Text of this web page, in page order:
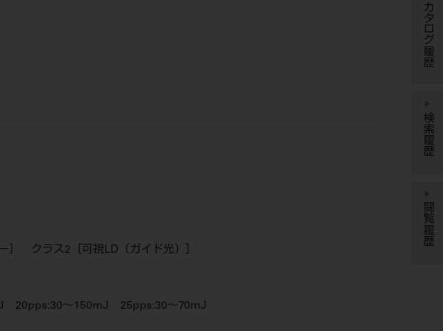
］ クラス2［可視LD（ガイド光）］
20pps:30～150mJ 25pps:30～70mJ
カタログ履歴
検索履歴
閲覧履歴